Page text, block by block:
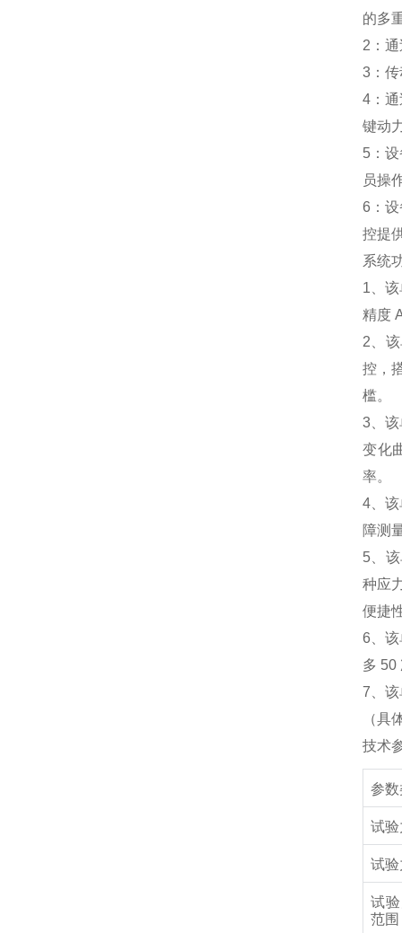
的多
2 ：
3 ：
4 ：
键动
5 ：
员操
6 ：
控提
系统
1 、
精度
2 、
控，
槛。
3 、
变化
率。
4 、
障测
5 、
种应
便捷
6 、
多 50
7 、
（具
技术
参
试验
试
试
范围